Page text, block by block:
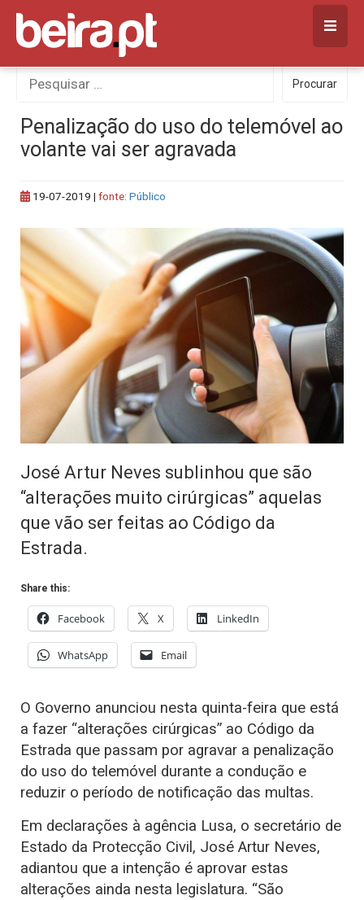
Skip
content
Procurar
por:
Procurar
Penalização do uso do telemóvel ao
volante vai ser agravada
19-07-2019 | fonte: Público
José Artur Neves sublinhou que são
“alterações muito cirúrgicas” aquelas
que vão ser feitas ao Código da
Estrada.
Share this:
Facebook X LinkedIn
WhatsApp Email
O Governo anunciou nesta quinta-feira que está
a fazer “alterações cirúrgicas” ao Código da
Estrada que passam por agravar a penalização
do uso do telemóvel durante a condução e
reduzir o período de notificação das multas.
Em declarações à agência Lusa, o secretário de
Estado da Protecção Civil, José Artur Neves,
adiantou que a intenção é aprovar estas
alterações ainda nesta legislatura. “São